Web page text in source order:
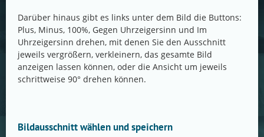
Darüber hinaus gibt es links unter dem Bild die Buttons:
Plus, Minus, 100%, Gegen Uhrzeigersinn und Im
Uhrzeigersinn drehen, mit denen Sie den Ausschnitt
jeweils vergrößern, verkleinern, das gesamte Bild
anzeigen lassen können, oder die Ansicht um jeweils
schrittweise 90° drehen können.
Bildausschnitt wählen und speichern